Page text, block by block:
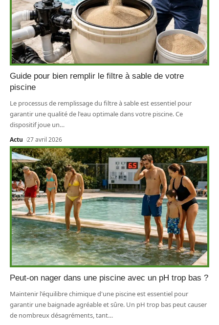
Guide pour bien remplir le filtre à sable de votre
piscine
Le processus de remplissage du filtre à sable est essentiel pour
garantir une qualité de l'eau optimale dans votre piscine. Ce
dispositif joue un…
Actu 27 avril 2026
Peut-on nager dans une piscine avec un pH trop bas ?
Maintenir l'équilibre chimique d'une piscine est essentiel pour
garantir une baignade agréable et sûre. Un pH trop bas peut causer
de nombreux désagréments, tant…